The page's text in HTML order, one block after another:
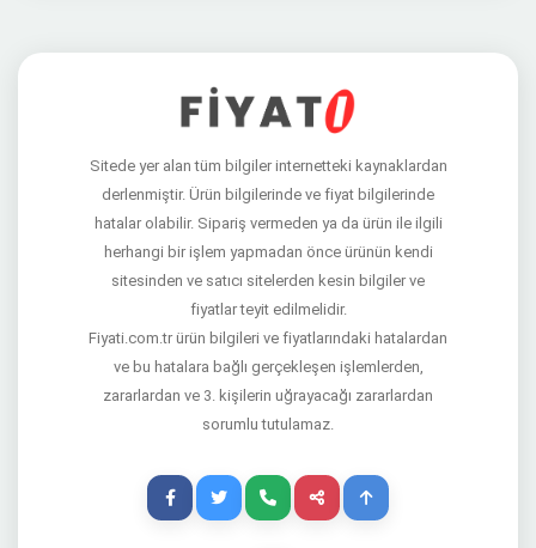
Sitede yer alan tüm bilgiler internetteki kaynaklardan
derlenmiştir. Ürün bilgilerinde ve fiyat bilgilerinde
hatalar olabilir. Sipariş vermeden ya da ürün ile ilgili
herhangi bir işlem yapmadan önce ürünün kendi
sitesinden ve satıcı sitelerden kesin bilgiler ve
fiyatlar teyit edilmelidir.
Fiyati.com.tr ürün bilgileri ve fiyatlarındaki hatalardan
ve bu hatalara bağlı gerçekleşen işlemlerden,
zararlardan ve 3. kişilerin uğrayacağı zararlardan
sorumlu tutulamaz.